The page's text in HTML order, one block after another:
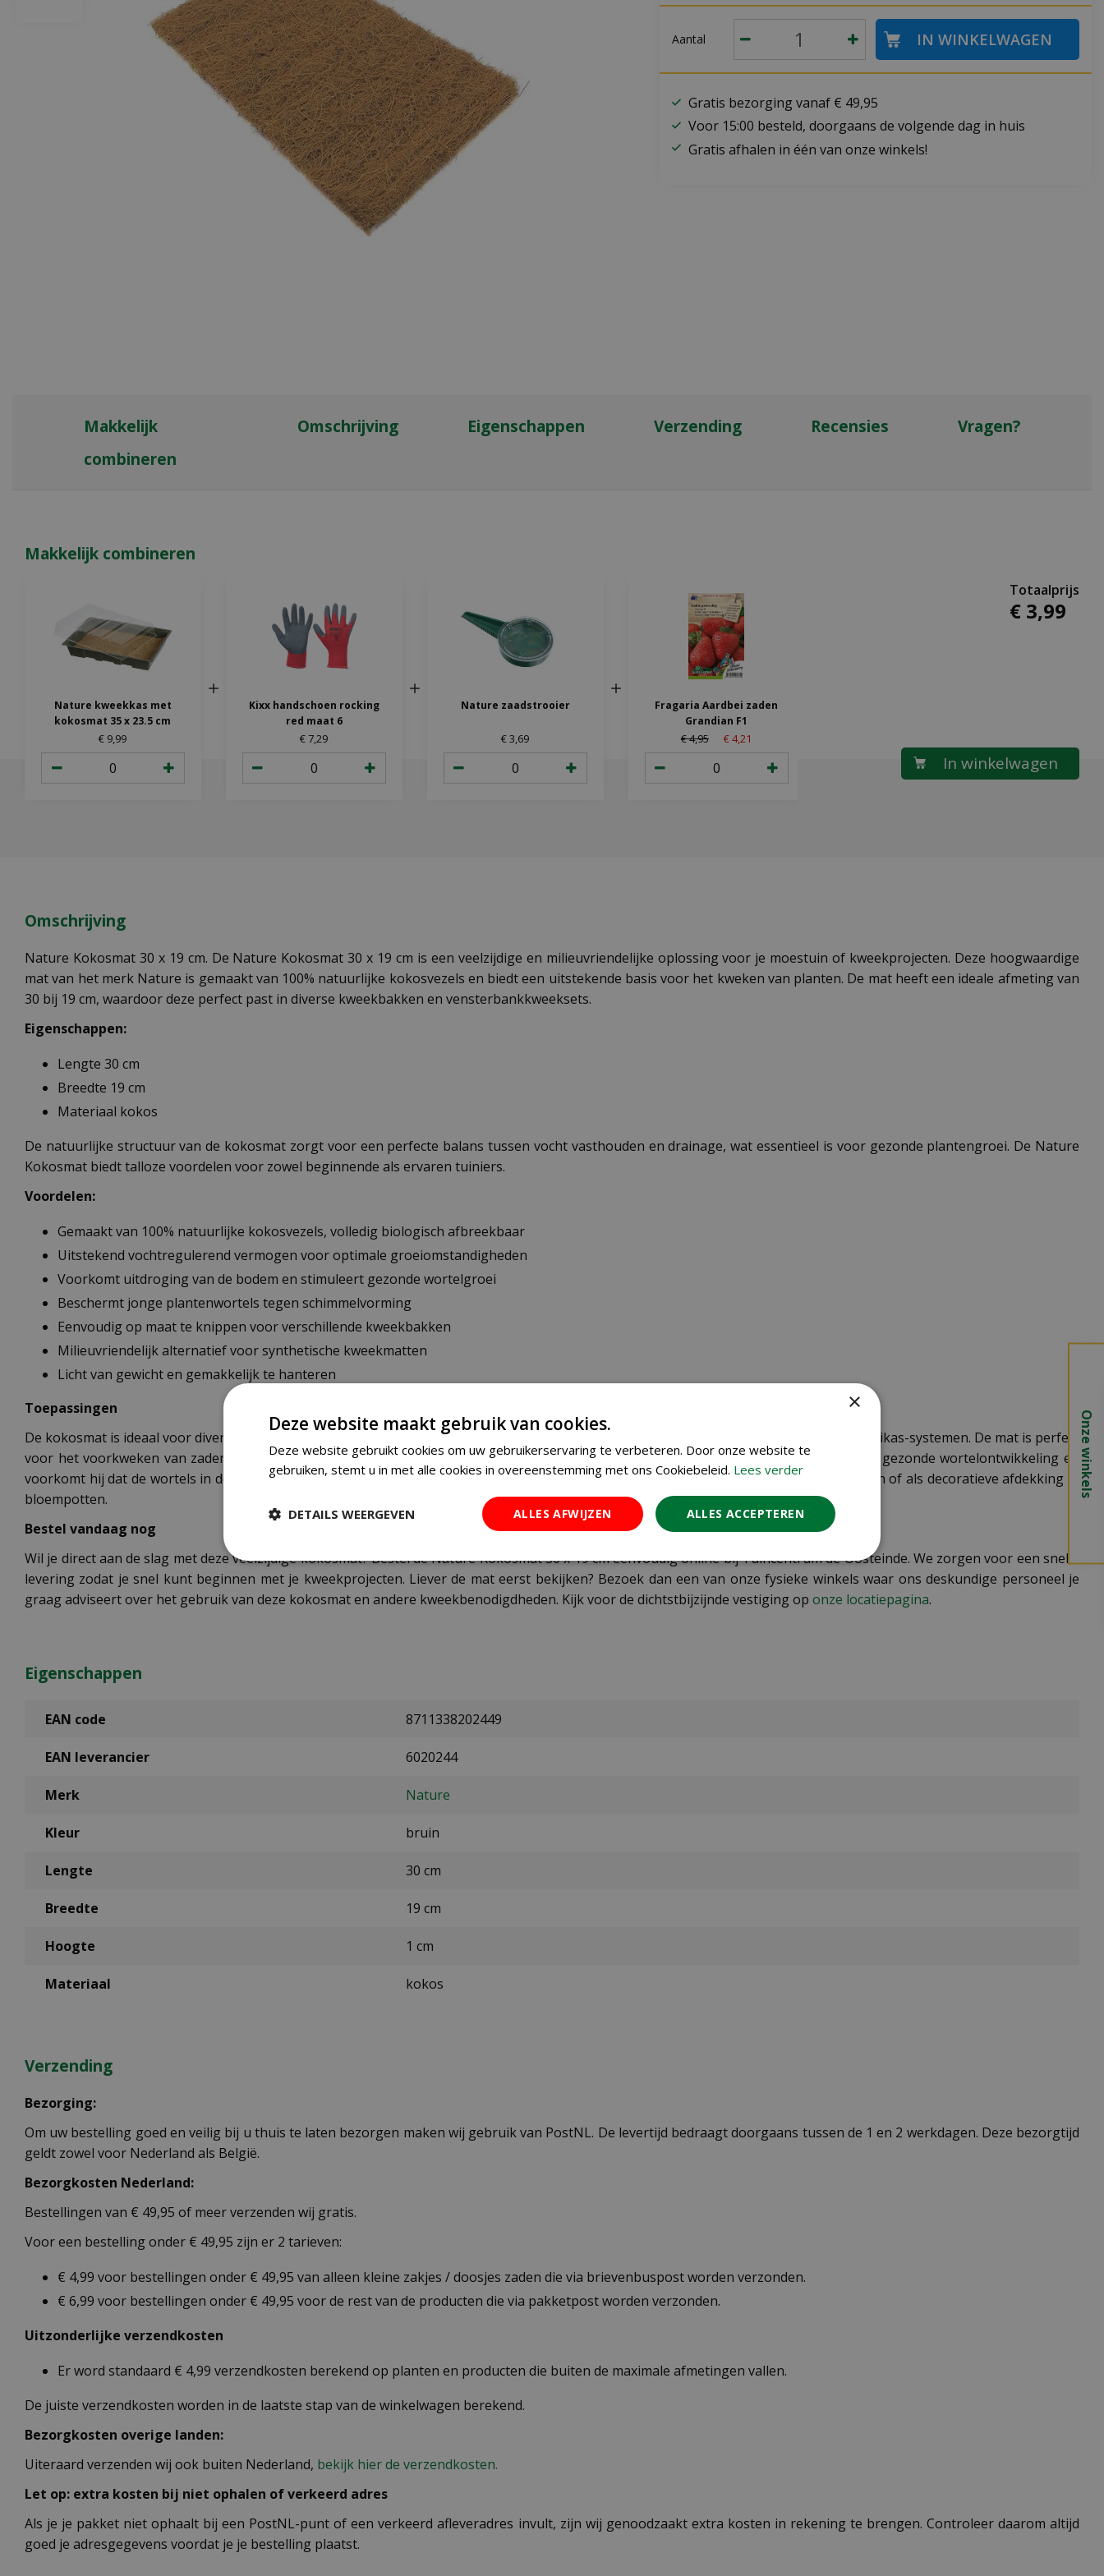
Aantal
Gratis bezorging vanaf € 49,95
Voor 15:00 besteld, doorgaans de volgende dag in huis
Gratis afhalen in één van onze winkels!
Makkelijk
combineren
Omschrijving Eigenschappen Verzending Recensies Vragen?
Makkelijk combineren
Nature kweekkas met
kokosmat 35 x 23.5 cm
€ 9,99
Kixx handschoen rocking
red maat 6
€ 7,29
Nature zaadstrooier
€3,69
Fragaria Aardbei zaden
Grandian F1
€4,95 €4,21
€ 3,99
Omschrijving
Nature Kokosmat 30 x 19 cm. De Nature Kokosmat 30 x 19 cm is een veelzijdige en milieuvriendelijke oplossing voor je moestuin of kweekprojecten. Deze hoogwaardige
mat van het merk Nature is gemaakt van 100% natuurlijke kokosvezels en biedt een uitstekende basis voor het kweken van planten. De mat heeft een ideale afmeting van
30 bij 19 cm, waardoor deze perfect past in diverse kweekbakken en vensterbankkweeksets.
Eigenschappen:
Lengte 30 cm
Breedte 19 cm
Materiaal kokos
De natuurlijke structuur van de kokosmat zorgt voor een perfecte balans tussen vocht vasthouden en drainage, wat essentieel is voor gezonde plantengroei. De Nature
Kokosmat biedt talloze voordelen voor zowel beginnende als ervaren tuiniers.
Voordelen:
Gemaakt van 100% natuurlijke kokosvezels, volledig biologisch afbreekbaar
Uitstekend vochtregulerend vermogen voor optimale groeiomstandigheden
Voorkomt uitdroging van de bodem en stimuleert gezonde wortelgroei
Beschermt jonge plantenwortels tegen schimmelvorming
Eenvoudig op maat te knippen voor verschillende kweekbakken
Milieuvriendelijk alternatief voor synthetische kweekmatten
Licht van gewicht en gemakkelijk te hanteren
Toepassingen
De kokosmat is ideaal voor diverse kweektoepassingen. Gebruik hem als bodembedekking in kweekbakken, vensterbankkweeksets of minikas-systemen. De mat is perfect
voor het voorkweken van zaden, stekken of het kweken van kiemgroenten. Door zijn natuurlijke eigenschappen stimuleert de mat een gezonde wortelontwikkeling en
voorkomt hij dat de wortels in de bodem groeien. Ook kun je de mat gebruiken als beschermlaag tegen onkruid in grotere plantenbakken of als decoratieve afdekking in
bloempotten.
Bestel vandaag nog
Wil je direct aan de slag met deze veelzijdige kokosmat? Bestel de Nature Kokosmat 30 x 19 cm eenvoudig online bij Tuincentrum de Oosteinde. We zorgen voor een snelle
levering zodat je snel kunt beginnen met je kweekprojecten. Liever de mat eerst bekijken? Bezoek dan een van onze fysieke winkels waar ons deskundige personeel je
graag adviseert over het gebruik van deze kokosmat en andere kweekbenodigdheden. Kijk voor de dichtstbijzijnde vestiging op onze locatiepagina.
Eigenschappen
EAN code 8711338202449
EAN leverancier 6020244
Merk Nature
Kleur bruin
Lengte 30 cm
Breedte 19 cm
Hoogte 1 cm
Materiaal kokos
Verzending
Bezorging:
Om uw bestelling goed en veilig bij u thuis te laten bezorgen maken wij gebruik van PostNL. De levertijd bedraagt doorgaans tussen de 1 en 2 werkdagen. Deze bezorgtijd
geldt zowel voor Nederland als België.
Bezorgkosten Nederland:
Bestellingen van € 49,95 of meer verzenden wij gratis.
Voor een bestelling onder € 49,95 zijn er 2 tarieven:
€ 4,99 voor bestellingen onder € 49,95 van alleen kleine zakjes / doosjes zaden die via brievenbuspost worden verzonden.
€ 6,99 voor bestellingen onder € 49,95 voor de rest van de producten die via pakketpost worden verzonden.
Uitzonderlijke verzendkosten
Er word standaard € 4,99 verzendkosten berekend op planten en producten die buiten de maximale afmetingen vallen.
De juiste verzendkosten worden in de laatste stap van de winkelwagen berekend.
Bezorgkosten overige landen:
Uiteraard verzenden wij ook buiten Nederland, bekijk hier de verzendkosten.
Let op: extra kosten bij niet ophalen of verkeerd adres
Als je je pakket niet ophaalt bij een PostNL-punt of een verkeerd afleveradres invult, zijn wij genoodzaakt extra kosten in rekening te brengen. Controleer daarom altijd
goed je adresgegevens voordat je je bestelling plaatst.
Onze winkels
×
Deze website maakt gebruik van cookies.
Deze website gebruikt cookies om uw gebruikerservaring te verbeteren. Door onze website te
gebruiken, stemt u in met alle cookies in overeenstemming met ons Cookiebeleid. Lees verder
ALLES ACCEPTEREN
ALLES AFWIJZEN
DETAILS WEERGEVEN